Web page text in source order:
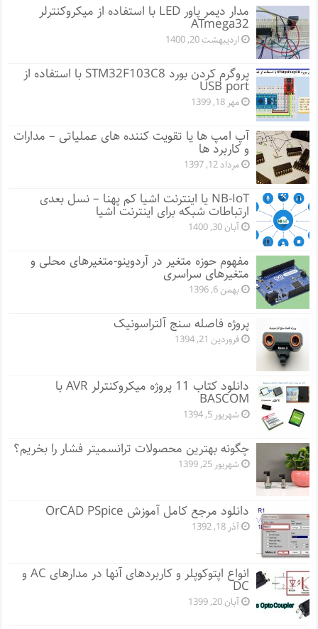
مدار دیمر پاور LED با استفاده از میکروکنترلر
ATmega32
اردیبهشت 20, 1400
پروگرم کردن بورد STM32F103C8 با استفاده از
USB port
مهر 18, 1399
آپ امپ ها یا تقویت کننده های عملیاتی – مدارات
و کاربرد ها
مرداد 12, 1397
NB-IoT یا اینترنت اشیا کم پهنا – نسل بعدی
ارتباطات شبکه برای اینترنت اشیا
آبان 30, 1400
مفهوم حوزه متغیر در آردوینو-متغیرهای محلی و
متغیرهای سراسری
بهمن 6, 1396
پروژه فاصله سنج آلتراسونیک
فروردین 21, 1394
دانلود کتاب 11 پروژه میکروکنترلر AVR با
BASCOM
شهریور 5, 1394
چگونه بهترین محصولات ترانسمیتر فشار را بخریم؟
شهریور 25, 1399
دانلود مرجع کامل آموزش OrCAD PSpice
آذر 18, 1392
انواع اپتوکوپلر و کاربردهای آنها در مدارهای AC و
DC
آبان 20, 1399